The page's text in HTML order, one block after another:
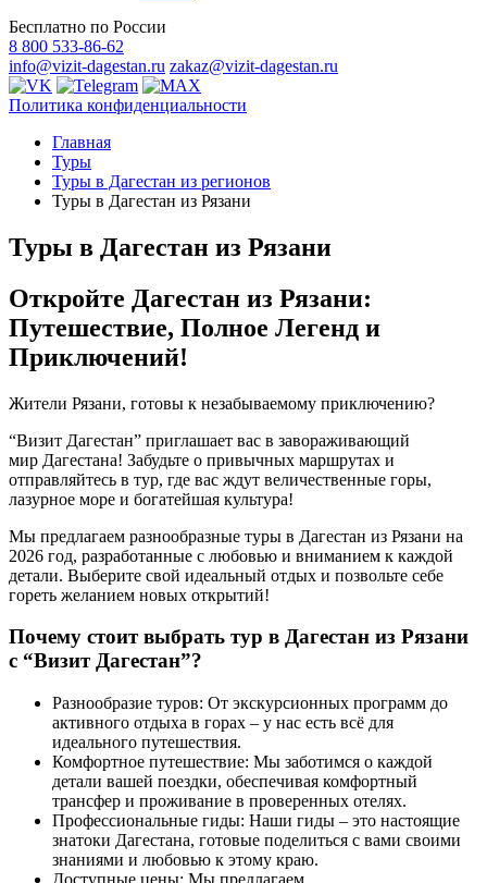
Бесплатно по России
8 800 533-86-62
info@vizit-dagestan.ru zakaz@vizit-dagestan.ru
Политика конфиденциальности
Главная
Туры
Туры в Дагестан из регионов
Туры в Дагестан из Рязани
Туры в Дагестан из Рязани
Откройте Дагестан из Рязани:
Путешествие, Полное Легенд и
Приключений!
Жители Рязани, готовы к незабываемому приключению?
“Визит Дагестан” приглашает вас в завораживающий
мир Дагестана! Забудьте о привычных маршрутах и
отправляйтесь в тур, где вас ждут величественные горы,
лазурное море и богатейшая культура!
Мы предлагаем разнообразные туры в Дагестан из Рязани на
2026 год, разработанные с любовью и вниманием к каждой
детали. Выберите свой идеальный отдых и позвольте себе
гореть желанием новых открытий!
Почему стоит выбрать тур в Дагестан из Рязани
с “Визит Дагестан”?
Разнообразие туров: От экскурсионных программ до
активного отдыха в горах – у нас есть всё для
идеального путешествия.
Комфортное путешествие: Мы заботимся о каждой
детали вашей поездки, обеспечивая комфортный
трансфер и проживание в проверенных отелях.
Профессиональные гиды: Наши гиды – это настоящие
знатоки Дагестана, готовые поделиться с вами своими
знаниями и любовью к этому краю.